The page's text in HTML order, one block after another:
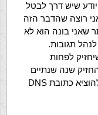
שיש דרך לבטל
רוצה שהדבר הזה
שאני בונה הוא לא
תגובות.
לפחות
שנה שנתיים
חח), וגם משהו שיהיה נוח להוציא כתובת DNS